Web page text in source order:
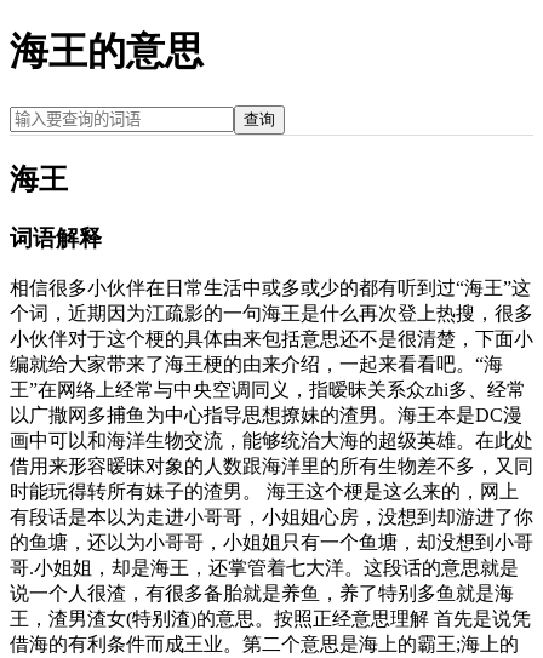
海王的意思
查询
海王
词语解释
相信很多小伙伴在日常生活中或多或少的都有听到过“海王”这
个词，近期因为江疏影的一句海王是什么再次登上热搜，很多
小伙伴对于这个梗的具体由来包括意思还不是很清楚，下面小
编就给大家带来了海王梗的由来介绍，一起来看看吧。“海
王”在网络上经常与中央空调同义，指暧昧关系众zhi多、经常
以广撒网多捕鱼为中心指导思想撩妹的渣男。海王本是DC漫
画中可以和海洋生物交流，能够统治大海的超级英雄。在此处
借用来形容暧昧对象的人数跟海洋里的所有生物差不多，又同
时能玩得转所有妹子的渣男。 海王这个梗是这么来的，网上
有段话是本以为走进小哥哥，小姐姐心房，没想到却游进了你
的鱼塘，还以为小哥哥，小姐姐只有一个鱼塘，却没想到小哥
哥.小姐姐，却是海王，还掌管着七大洋。这段话的意思就是
说一个人很渣，有很多备胎就是养鱼，养了特别多鱼就是海
王，渣男渣女(特别渣)的意思。按照正经意思理解 首先是说凭
借海的有利条件而成王业。第二个意思是海上的霸王;海上的